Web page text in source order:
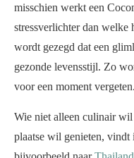
misschien werkt een
stressverlichter dan
wordt gezegd dat een
gezonde levensstijl. Zo
voor een moment vergeten.
Wie niet alleen culinair
plaatse wil genieten,